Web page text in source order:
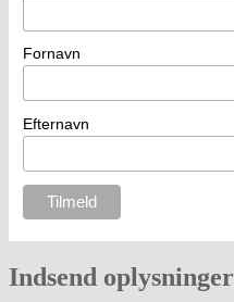
Fornavn
Efternavn
Indsend oplysninger